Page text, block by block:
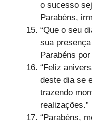
o sucesso
Parabéns,
“Que o seu
sua
Parabéns
“Feliz
deste dia se
trazendo
realizações.”
“Parabéns,